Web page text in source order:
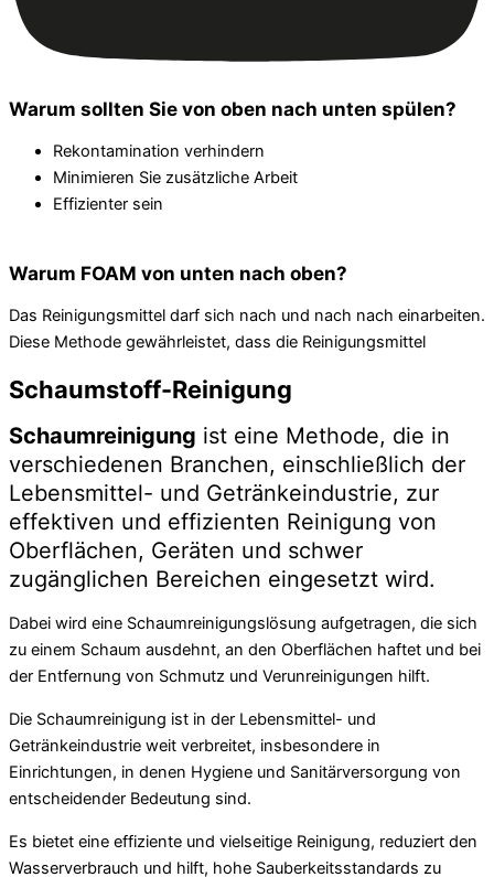
Warum sollten Sie von oben nach unten spülen?
Rekontamination verhindern
Minimieren Sie zusätzliche Arbeit
Effizienter sein
Warum FOAM von unten nach oben?
Das Reinigungsmittel darf sich nach und nach nach einarbeiten.
Diese Methode gewährleistet, dass die Reinigungsmittel
Schaumstoff-Reinigung
Schaumreinigung ist eine Methode, die in
verschiedenen Branchen, einschließlich der
Lebensmittel- und Getränkeindustrie, zur
effektiven und effizienten Reinigung von
Oberflächen, Geräten und schwer
zugänglichen Bereichen eingesetzt wird.
Dabei wird eine Schaumreinigungslösung aufgetragen, die sich
zu einem Schaum ausdehnt, an den Oberflächen haftet und bei
der Entfernung von Schmutz und Verunreinigungen hilft.
Die Schaumreinigung ist in der Lebensmittel- und
Getränkeindustrie weit verbreitet, insbesondere in
Einrichtungen, in denen Hygiene und Sanitärversorgung von
entscheidender Bedeutung sind.
Es bietet eine effiziente und vielseitige Reinigung, reduziert den
Wasserverbrauch und hilft, hohe Sauberkeitsstandards zu